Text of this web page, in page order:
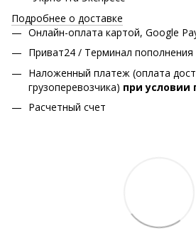
Подробнее о доставке
Онлайн-оплата картой, Google
Приват24 / Терминал пополнения
Наложенный платеж (оплата
грузоперевозчика) при условии
Расчетный счет